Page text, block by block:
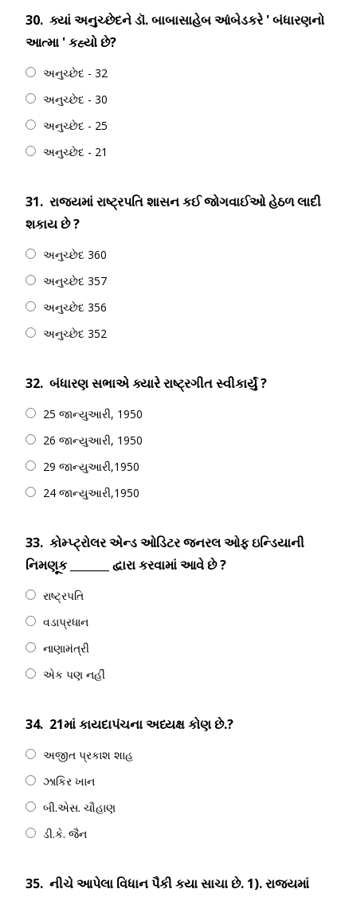
30. ક્યાં અનુચ્છેદને ડૉ. બાબાસાહેબ આંબેડકરે ' બંધારણનો
આત્મા ' કહ્યો છે?
અનુચ્છેદ - 32
અનુચ્છેદ - 30
અનુચ્છેદ - 25
અનુચ્છેદ - 21
31. રાજ્યમાં રાષ્ટ્રપતિ શાસન કઈ જોગવાઈઓ હેઠળ લાદી
શકાય છે ?
અનુચ્છેદ 360
અનુચ્છેદ 357
અનુચ્છેદ 356
અનુચ્છેદ 352
32. બંધારણ સભાએ ક્યારે રાષ્ટ્રગીત સ્વીકાર્યું ?
25 જાન્યુઆરી, 1950
26 જાન્યુઆરી, 1950
29 જાન્યુઆરી,1950
24 જાન્યુઆરી,1950
33. કોમ્પ્ટ્રોલર એન્ડ ઓડિટર જનરલ ઓફ ઇન્ડિયાની
નિમણૂક _______ દ્વારા કરવામાં આવે છે ?
રાષ્ટ્રપતિ
વડાપ્રધાન
નાણામંત્રી
એક પણ નહીં
34. 21માં કાયદાપંચના અધ્યક્ષ કોણ છે.?
અજીત પ્રકાશ શાહ
ઝાકિર ખાન
બી.એસ. ચૌહાણ
ડી.કે. જૈન
35. નીચે આપેલા વિધાન પૈકી કયા સાચા છે. 1). રાજયમાં